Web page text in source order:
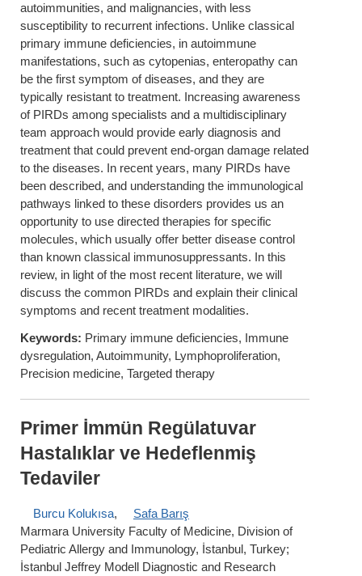
autoimmunities, and malignancies, with less
susceptibility to recurrent infections. Unlike classical
primary immune deficiencies, in autoimmune
manifestations, such as cytopenias, enteropathy can
be the first symptom of diseases, and they are
typically resistant to treatment. Increasing awareness
of PIRDs among specialists and a multidisciplinary
team approach would provide early diagnosis and
treatment that could prevent end-organ damage related
to the diseases. In recent years, many PIRDs have
been described, and understanding the immunological
pathways linked to these disorders provides us an
opportunity to use directed therapies for specific
molecules, which usually offer better disease control
than known classical immunosuppressants. In this
review, in light of the most recent literature, we will
discuss the common PIRDs and explain their clinical
symptoms and recent treatment modalities.
Keywords: Primary immune deficiencies, Immune
dysregulation, Autoimmunity, Lymphoproliferation,
Precision medicine, Targeted therapy
Primer İmmün Regülatuvar
Hastalıklar ve Hedeflenmiş
Tedaviler
Burcu Kolukısa,
Safa Barış
Marmara University Faculty of Medicine, Division of
Pediatric Allergy and Immunology, İstanbul, Turkey;
İstanbul Jeffrey Modell Diagnostic and Research